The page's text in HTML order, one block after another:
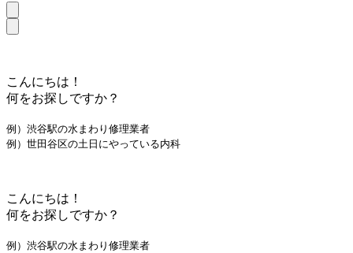
こんにちは！
何をお探しですか？
例）渋谷駅の水まわり修理業者
例）世田谷区の土日にやっている内科
こんにちは！
何をお探しですか？
例）渋谷駅の水まわり修理業者